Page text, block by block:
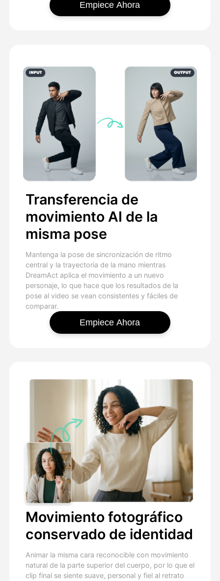
Empiece Ahora
Transferencia de
movimiento AI de la
misma pose
Mantenga la pose de sincronización de ritmo
central y la trayectoria de la mano mientras
DreamAct aplica el movimiento a un nuevo
personaje, lo que hace que los resultados de la
pose al video se vean consistentes y fáciles de
comparar.
Empiece Ahora
Movimiento fotográfico
conservado de identidad
Animar la misma cara reconocible con movimiento
natural de la parte superior del cuerpo, por lo que el
clip final se siente suave, personal y fiel al retrato